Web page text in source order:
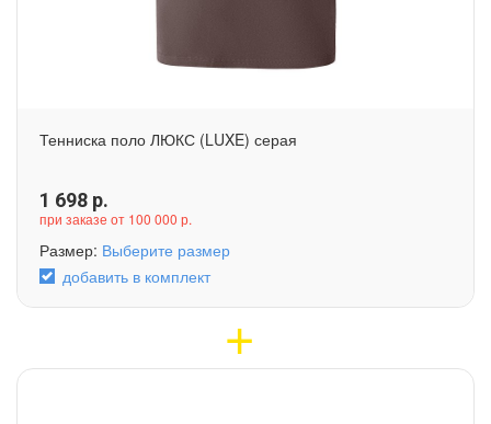
Тенниска поло ЛЮКС (LUXE) серая
1 698 р.
при заказе от 100 000 р.
Размер: Выберите размер
добавить в комплект